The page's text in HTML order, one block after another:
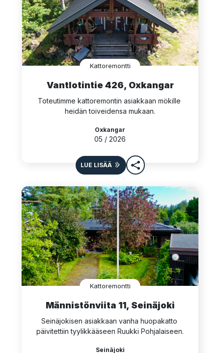
Kattoremontti
Vantlotintie 426, Oxkangar
Toteutimme kattoremontin asiakkaan mökille
heidän toiveidensa mukaan.
Oxkangar
05 / 2026
LUE LISÄÄ
Kattoremontti
Männistönviita 11, Seinäjoki
Seinäjokisen asiakkaan vanha huopakatto
päivitettiin tyylikkääseen Ruukki Pohjalaiseen.
Seinäjoki